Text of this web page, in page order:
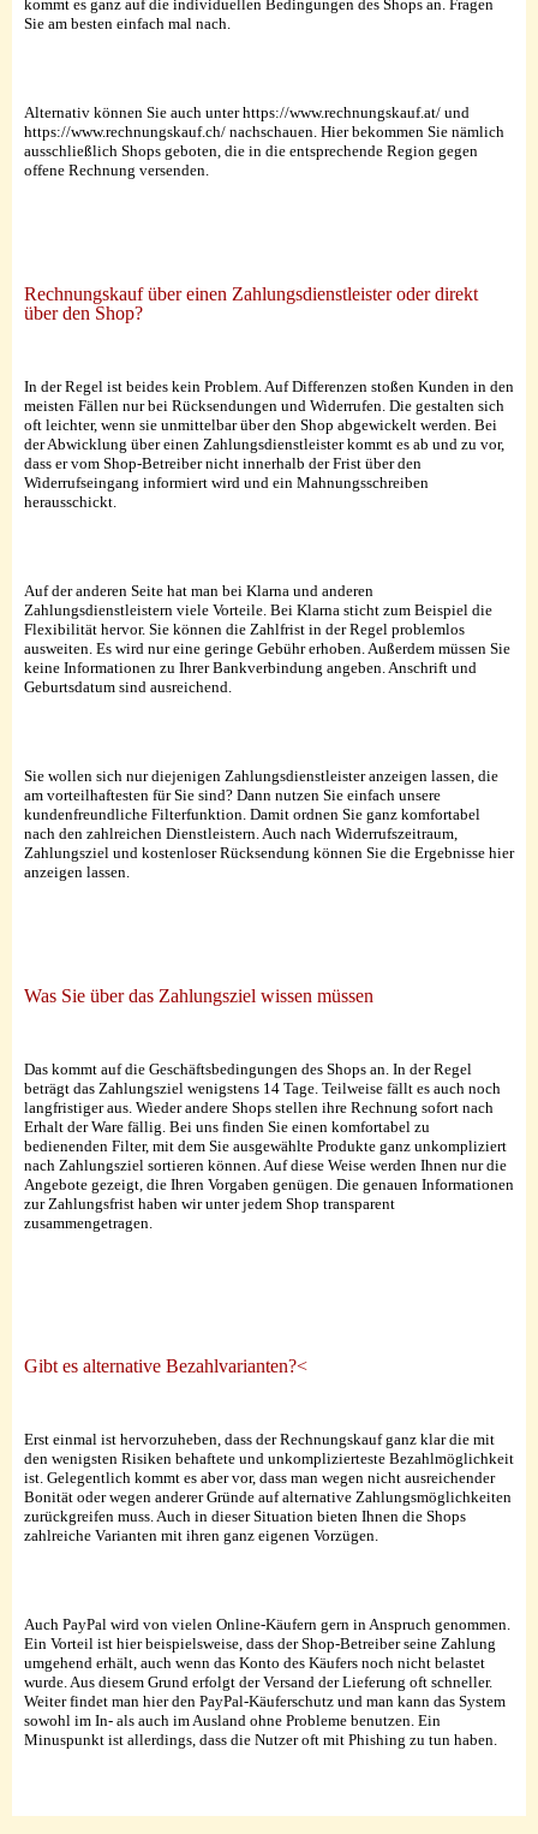
kommt es ganz auf die individuellen Bedingungen des Shops an. Fragen
Sie am besten einfach mal nach.
Alternativ können Sie auch unter https://www.rechnungskauf.at/ und
https://www.rechnungskauf.ch/ nachschauen. Hier bekommen Sie nämlich
ausschließlich Shops geboten, die in die entsprechende Region gegen
offene Rechnung versenden.
Rechnungskauf über einen Zahlungsdienstleister oder direkt
über den Shop?
In der Regel ist beides kein Problem. Auf Differenzen stoßen Kunden in den
meisten Fällen nur bei Rücksendungen und Widerrufen. Die gestalten sich
oft leichter, wenn sie unmittelbar über den Shop abgewickelt werden. Bei
der Abwicklung über einen Zahlungsdienstleister kommt es ab und zu vor,
dass er vom Shop-Betreiber nicht innerhalb der Frist über den
Widerrufseingang informiert wird und ein Mahnungsschreiben
herausschickt.
Auf der anderen Seite hat man bei Klarna und anderen
Zahlungsdienstleistern viele Vorteile. Bei Klarna sticht zum Beispiel die
Flexibilität hervor. Sie können die Zahlfrist in der Regel problemlos
ausweiten. Es wird nur eine geringe Gebühr erhoben. Außerdem müssen Sie
keine Informationen zu Ihrer Bankverbindung angeben. Anschrift und
Geburtsdatum sind ausreichend.
Sie wollen sich nur diejenigen Zahlungsdienstleister anzeigen lassen, die
am vorteilhaftesten für Sie sind? Dann nutzen Sie einfach unsere
kundenfreundliche Filterfunktion. Damit ordnen Sie ganz komfortabel
nach den zahlreichen Dienstleistern. Auch nach Widerrufszeitraum,
Zahlungsziel und kostenloser Rücksendung können Sie die Ergebnisse hier
anzeigen lassen.
Was Sie über das Zahlungsziel wissen müssen
Das kommt auf die Geschäftsbedingungen des Shops an. In der Regel
beträgt das Zahlungsziel wenigstens 14 Tage. Teilweise fällt es auch noch
langfristiger aus. Wieder andere Shops stellen ihre Rechnung sofort nach
Erhalt der Ware fällig. Bei uns finden Sie einen komfortabel zu
bedienenden Filter, mit dem Sie ausgewählte Produkte ganz unkompliziert
nach Zahlungsziel sortieren können. Auf diese Weise werden Ihnen nur die
Angebote gezeigt, die Ihren Vorgaben genügen. Die genauen Informationen
zur Zahlungsfrist haben wir unter jedem Shop transparent
zusammengetragen.
Gibt es alternative Bezahlvarianten?<
Erst einmal ist hervorzuheben, dass der Rechnungskauf ganz klar die mit
den wenigsten Risiken behaftete und unkomplizierteste Bezahlmöglichkeit
ist. Gelegentlich kommt es aber vor, dass man wegen nicht ausreichender
Bonität oder wegen anderer Gründe auf alternative Zahlungsmöglichkeiten
zurückgreifen muss. Auch in dieser Situation bieten Ihnen die Shops
zahlreiche Varianten mit ihren ganz eigenen Vorzügen.
Auch PayPal wird von vielen Online-Käufern gern in Anspruch genommen.
Ein Vorteil ist hier beispielsweise, dass der Shop-Betreiber seine Zahlung
umgehend erhält, auch wenn das Konto des Käufers noch nicht belastet
wurde. Aus diesem Grund erfolgt der Versand der Lieferung oft schneller.
Weiter findet man hier den PayPal-Käuferschutz und man kann das System
sowohl im In- als auch im Ausland ohne Probleme benutzen. Ein
Minuspunkt ist allerdings, dass die Nutzer oft mit Phishing zu tun haben.